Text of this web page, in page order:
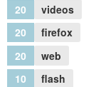
20
videos
20
firefox
20
web
10
flash